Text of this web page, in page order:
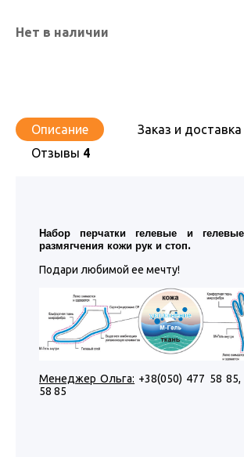
Нет в наличии
Описание
Заказ и доставка
Отзывы 4
Набор перчатки гелевые и
размягчения кожи рук и стоп.
Подари любимой ее мечту!
Менеджер Ольга: +38(050) 477 58 85,
58 85